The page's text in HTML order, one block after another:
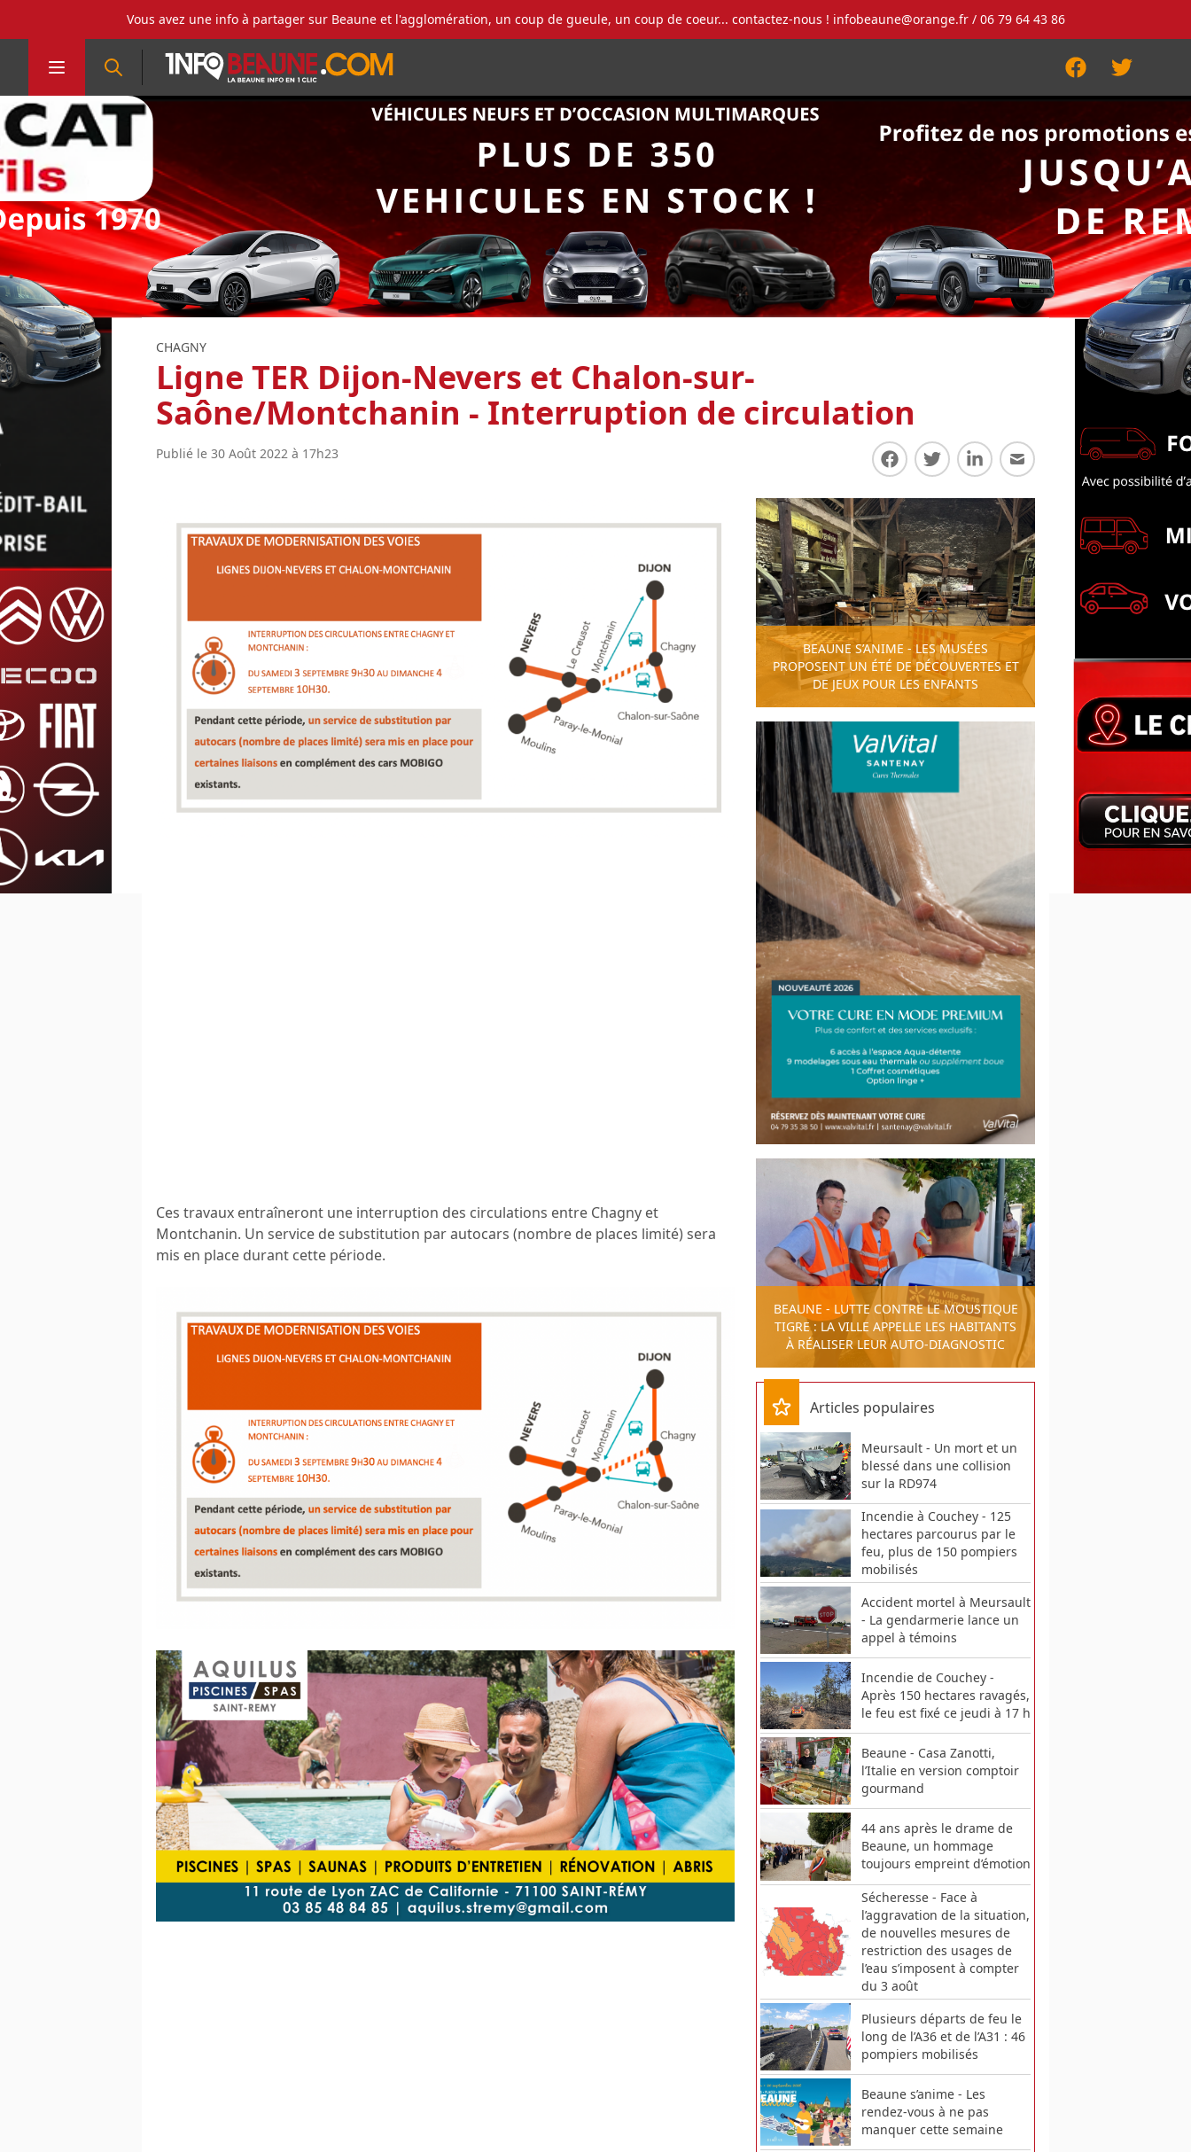
Vous avez une info à partager sur Beaune et l'agglomération, un coup de gueule, un coup de coeur... contactez-nous ! infobeaune@orange.fr/ 06 79 64 43 86
FacebookTwitter
CHAGNY
Ligne TER Dijon-Nevers et Chalon-sur-
Saône/Montchanin - Interruption de circulation
Publié le 30 Août 2022 à 17h23
Partager sur Facebook
Partager sur Twitter
Partager sur LinkedIn
Partager par E-mail
Ces travaux entraîneront une interruption des circulations entre Chagny et
Montchanin. Un service de substitution par autocars (nombre de places limité) sera
mis en place durant cette période.
BEAUNE S’ANIME - LES MUSÉES
PROPOSENT UN ÉTÉ DE DÉCOUVERTES ET
DE JEUX POUR LES ENFANTS
BEAUNE - LUTTE CONTRE LE MOUSTIQUE
TIGRE : LA VILLE APPELLE LES HABITANTS
À RÉALISER LEUR AUTO-DIAGNOSTIC
Articles populaires
Meursault - Un mort et un
blessé dans une collision
sur la RD974
Incendie à Couchey - 125
hectares parcourus par le
feu, plus de 150 pompiers
mobilisés
Accident mortel à Meursault
- La gendarmerie lance un
appel à témoins
Incendie de Couchey -
Après 150 hectares ravagés,
le feu est fixé ce jeudi à 17 h
Beaune - Casa Zanotti,
l’Italie en version comptoir
gourmand
44 ans après le drame de
Beaune, un hommage
toujours empreint d’émotion
Sécheresse - Face à
l’aggravation de la situation,
de nouvelles mesures de
restriction des usages de
l’eau s’imposent à compter
du 3 août
Plusieurs départs de feu le
long de l’A36 et de l’A31 : 46
pompiers mobilisés
Beaune s’anime - Les
rendez-vous à ne pas
manquer cette semaine